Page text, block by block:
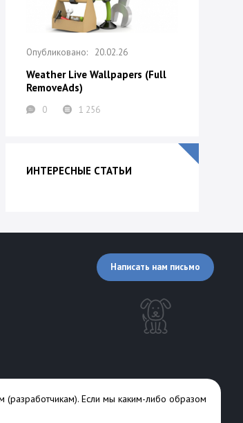
20.02.26
Weather Live Wallpapers (Full
RemoveAds)
0 1 256
ИНТЕРЕСНЫЕ СТАТЬИ
Написать нам письмо
Если мы каким-либо образом